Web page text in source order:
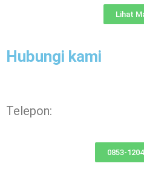
Lihat
Hubungi kami
Telepon:
0853-